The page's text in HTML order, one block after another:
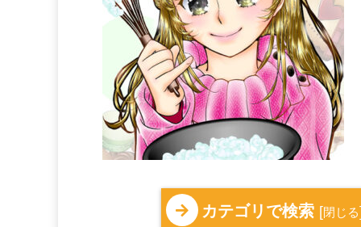
カテゴリで検索 [閉じる